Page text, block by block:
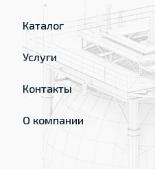
Каталог
Услуги
Контакты
О компании